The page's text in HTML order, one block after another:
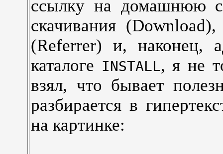
ссылку на домашнюю
скачивания
(Referrer) и, наконец,
каталоге INSTALL, я не
взял, что бывает
разбирается в
на картинке: